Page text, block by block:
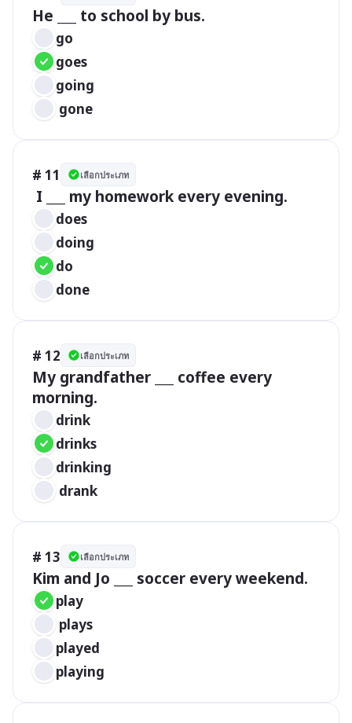
He ___ to school by bus.
go
goes
going
gone
# 11 เลือกประเภท
I ___ my homework every evening.
does
doing
do
done
# 12 เลือกประเภท
My grandfather ___ coffee every
morning.
drink
drinks
drinking
drank
# 13 เลือกประเภท
Kim and Jo ___ soccer every weekend.
play
plays
played
playing